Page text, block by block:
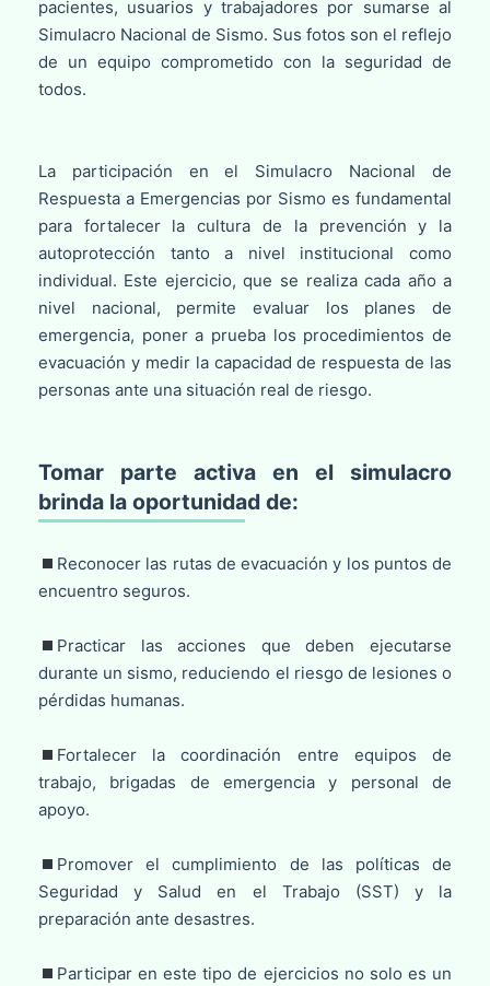
pacientes, usuarios y trabajadores por sumarse al
Simulacro Nacional de Sismo. Sus fotos son el reflejo
de un equipo comprometido con la seguridad de
todos.
La participación en el Simulacro Nacional de
Respuesta a Emergencias por Sismo es fundamental
para fortalecer la cultura de la prevención y la
autoprotección tanto a nivel institucional como
individual. Este ejercicio, que se realiza cada año a
nivel nacional, permite evaluar los planes de
emergencia, poner a prueba los procedimientos de
evacuación y medir la capacidad de respuesta de las
personas ante una situación real de riesgo.
Tomar parte activa en el simulacro
brinda la oportunidad de:
Reconocer las rutas de evacuación y los puntos de
encuentro seguros.
Practicar las acciones que deben ejecutarse
durante un sismo, reduciendo el riesgo de lesiones o
pérdidas humanas.
Fortalecer la coordinación entre equipos de
trabajo, brigadas de emergencia y personal de
apoyo.
Promover el cumplimiento de las políticas de
Seguridad y Salud en el Trabajo (SST) y la
preparación ante desastres.
Participar en este tipo de ejercicios no solo es un